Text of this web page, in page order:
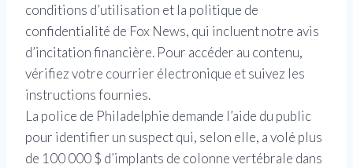
conditions d’utilisation et la politique de
confidentialité de Fox News, qui incluent notre avis
d’incitation financière. Pour accéder au contenu,
vérifiez votre courrier électronique et suivez les
instructions fournies.
La police de Philadelphie demande l’aide du public
pour identifier un suspect qui, selon elle, a volé plus
de 100 000 $ d’implants de colonne vertébrale dans